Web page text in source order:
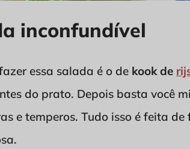
inconfundível
essa salada é o de kook de
do prato. Depois basta você
e temperos. Tudo isso é feita